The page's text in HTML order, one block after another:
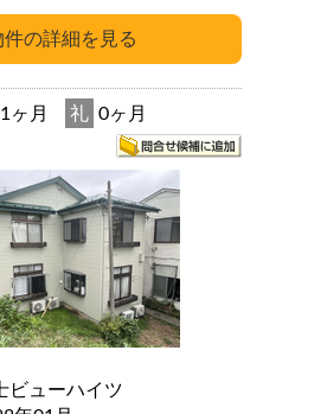
1ヶ月 礼 0ヶ月
ビューハイツ